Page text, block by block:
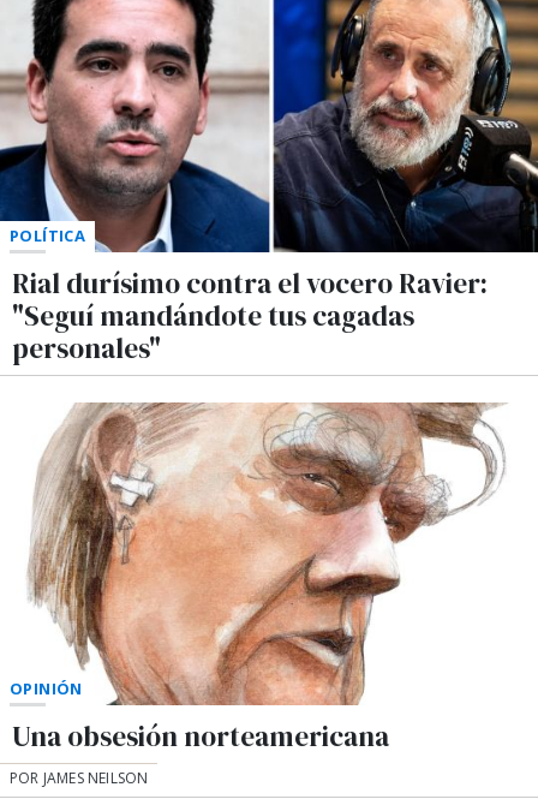
POLÍTICA
Rial durísimo contra el vocero Ravier:
"Seguí mandándote tus cagadas
personales"
OPINIÓN
Una obsesión norteamericana
POR JAMES NEILSON